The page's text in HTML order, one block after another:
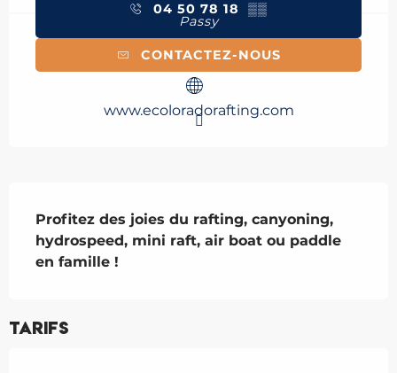
04 50 78 18 ▒▒
Passy
CONTACTEZ-NOUS
www.ecoloradorafting.com
Profitez des joies du rafting, canyoning,
hydrospeed, mini raft, air boat ou paddle
en famille !
Tarifs